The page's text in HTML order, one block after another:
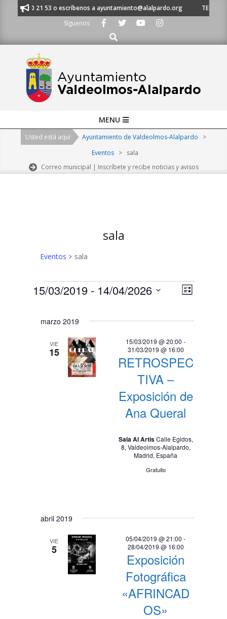
al 91 620 21 53 o escríbenos a ayuntamiento@alalpardo.org
TE
Síguenos
Buscar
Navigation
MENU
Usted está aquí Ayuntamiento de Valdeolmos-Alalpardo
>
Eventos > sala
Correo municipal | Inscríbete y recibe noticias y avisos
sala
Eventos sala
Eventos
N
v
e
g
c
i
n
i
s
t
a
s
N
c
ó
v
n
Lista
15/03/2019 - 14/04/2026
fecha.
marzo 2019
VIE
15
RETROSPEC
TIVA –
Exposición de
Ana Queral
15/03/2019 @ 20:00 -
31/03/2019 @ 16:00
Sala Al ArtisCalle Egidos,
8, Valdeolmos-Alalpardo,
Madrid, España
Gratuito
abril 2019
VIE
5
Exposición
Fotográfica
«AFRINCAD
OS»
05/04/2019 @ 21:00 -
28/04/2019 @ 16:00